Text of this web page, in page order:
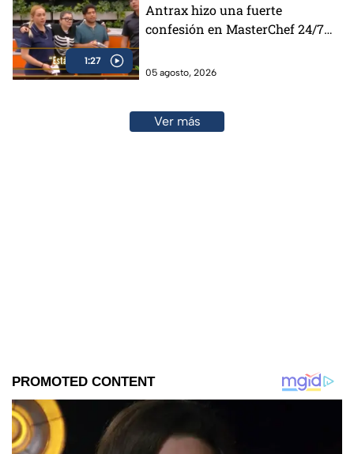
1:27
Antrax hizo una fuerte
confesión en MasterChef 24/7
05 agosto, 2026
Ver más